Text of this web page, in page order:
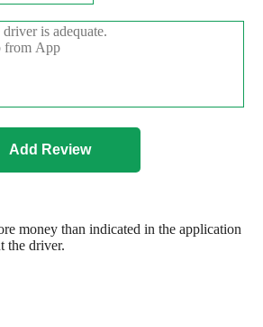
money than indicated in the application
the driver.